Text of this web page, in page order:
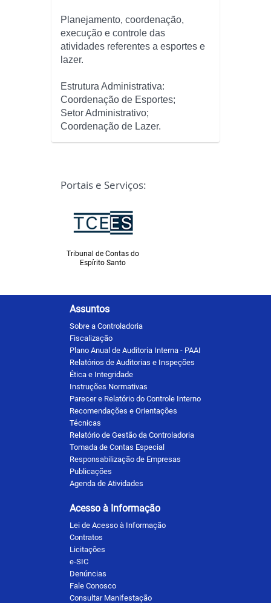
Planejamento, coordenação,
execução e controle das
atividades referentes a esportes e
lazer.
Estrutura Administrativa:
Coordenação de Esportes;
Setor Administrativo;
Coordenação de Lazer.
Portais e Serviços:
Tribunal de Contas do
Espírito Santo
Assuntos
Sobre a Controladoria
Fiscalização
Plano Anual de Auditoria Interna - PAAI
Relatórios de Auditorias e Inspeções
Ética e Integridade
Instruções Normativas
Parecer e Relatório do Controle Interno
Recomendações e Orientações
Técnicas
Relatório de Gestão da Controladoria
Tomada de Contas Especial
Responsabilização de Empresas
Publicações
Agenda de Atividades
Acesso à Informação
Lei de Acesso à Informação
Contratos
Licitações
e-SIC
Denúncias
Fale Conosco
Consultar Manifestação